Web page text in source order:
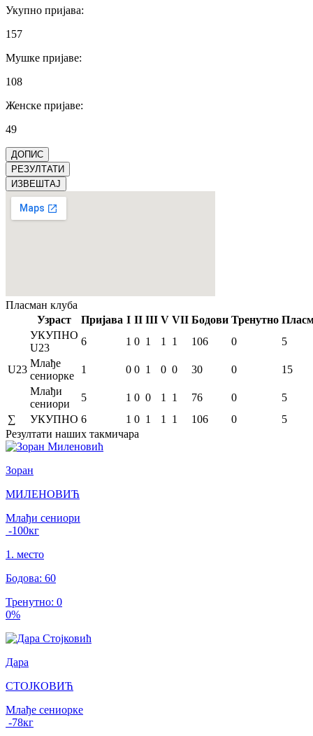
Укупно пријава:
157
Мушке пријаве:
108
Женске пријаве:
49
ДОПИС
РЕЗУЛТАТИ
ИЗВЕШТАЈ
Пласман клуба
Узраст
Пријава I II III V VII Бодови Тренутно
U23
УКУПНО
U23
6 1 0 1 1 1 106 0
5
Млађе
сениорке
1 0 0 1 0 0 30 0
15
Млађи
сениори
5 1 0 0 1 1 76 0
5
∑
УКУПНО 6 1 0 1 1 1 106 0
5
Резултати наших такмичара
Зоран
МИЛЕНОВИЋ
Млађи сениори
-100кг
1 . место
Бодова: 60
Тренутно: 0
0%
Дара
СТОЈКОВИЋ
Млађе сениорке
-78кг